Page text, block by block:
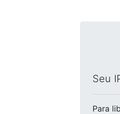
Seu
Para